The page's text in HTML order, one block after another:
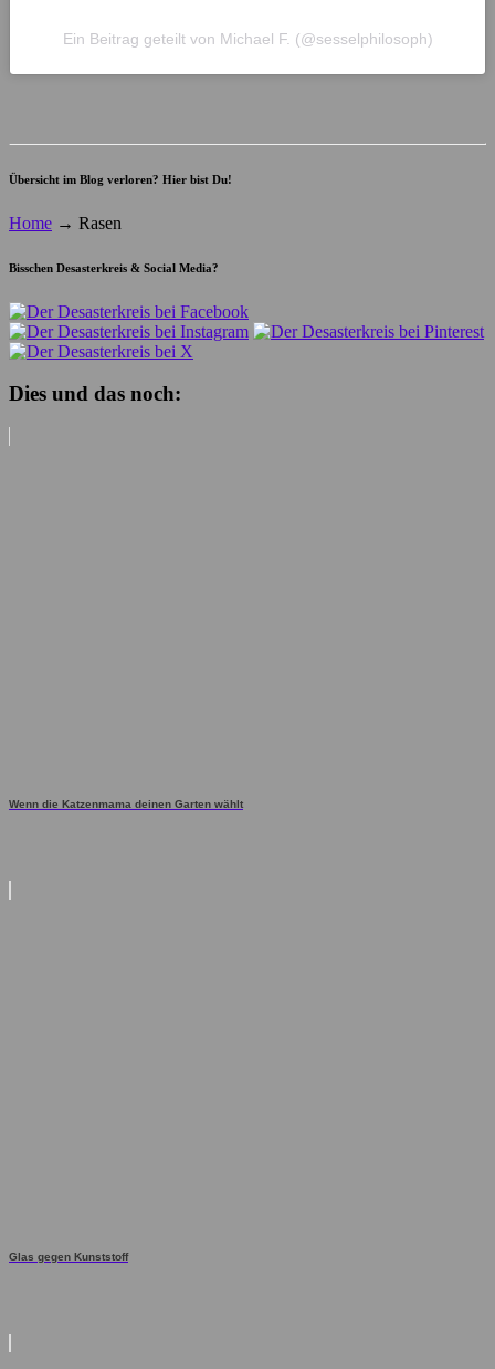
Ein Beitrag geteilt von Michael F. (@sesselphilosoph)
Übersicht im Blog verloren? Hier bist Du!
Home → Rasen
Bisschen Desasterkreis & Social Media?
Dies und das noch:
Wenn die Katzenmama deinen Garten wählt
Glas gegen Kunststoff